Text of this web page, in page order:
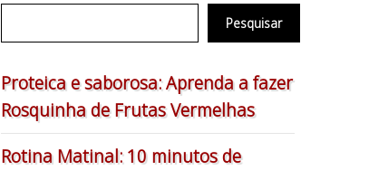
Pesquisar
Proteica e saborosa: Aprenda a fazer
Rosquinha de Frutas Vermelhas
Rotina Matinal: 10 minutos de